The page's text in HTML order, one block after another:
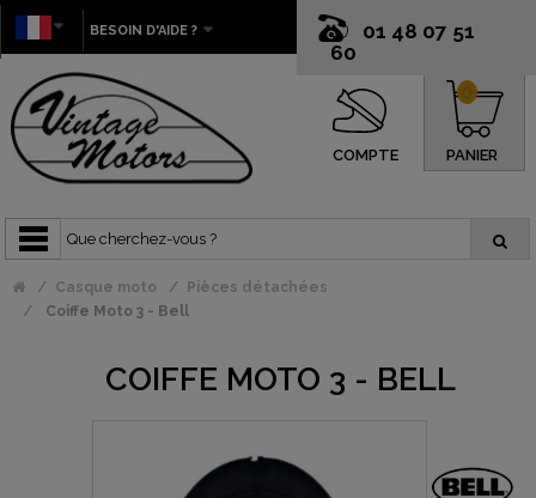
01 48 07 51
60
BESOIN D'AIDE ?
COMPTE PANIER
0
Casque moto
Pièces détachées
Coiffe Moto 3 - Bell
COIFFE MOTO 3 - BELL